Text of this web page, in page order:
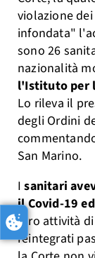
violazione
infondata"
sono 26
nazionalità
l'Istituto per
Lo rileva il
degli Ordini
San Marino.
Isanitari
il Covid-19
loro attività
reintegrati